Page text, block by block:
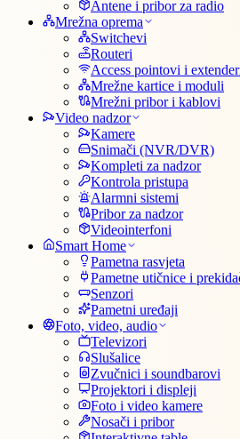
Antene i pribor za radio
Mrežna oprema
Switchevi
Routeri
Access pointovi i
Mrežne kartice i moduli
Mrežni pribor i kablovi
Video nadzor
Kamere
Snimači (NVR/DVR)
Kompleti za nadzor
Kontrola pristupa
Alarmni sistemi
Pribor za nadzor
Videointerfoni
Smart Home
Pametna rasvjeta
Pametne utičnice i
Senzori
Pametni uređaji
Foto, video, audio
Televizori
Slušalice
Zvučnici i soundbarovi
Projektori i displeji
Foto i video kamere
Nosači i pribor